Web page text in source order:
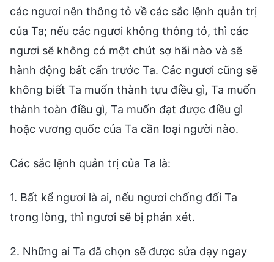
các ngươi nên thông tỏ về các sắc lệnh quản trị
của Ta; nếu các ngươi không thông tỏ, thì các
ngươi sẽ không có một chút sợ hãi nào và sẽ
hành động bất cẩn trước Ta. Các ngươi cũng sẽ
không biết Ta muốn thành tựu điều gì, Ta muốn
thành toàn điều gì, Ta muốn đạt được điều gì
hoặc vương quốc của Ta cần loại người nào.
Các sắc lệnh quản trị của Ta là:
1. Bất kể ngươi là ai, nếu ngươi chống đối Ta
trong lòng, thì ngươi sẽ bị phán xét.
2. Những ai Ta đã chọn sẽ được sửa dạy ngay